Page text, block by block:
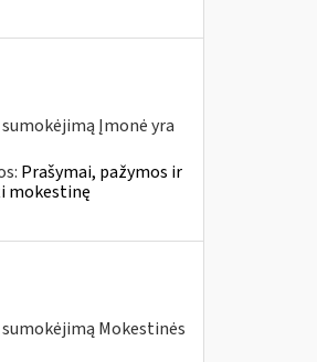
sumokėjimą Įmonė yra
Prašymai, pažymos ir
mokestinę
sumokėjimą Mokestinės